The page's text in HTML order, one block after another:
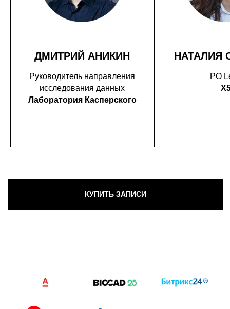
ДМИТРИЙ АНИКИН
Руководитель направления
исследования данных
Лаборатория Касперского
НАТАЛИЯ
PO